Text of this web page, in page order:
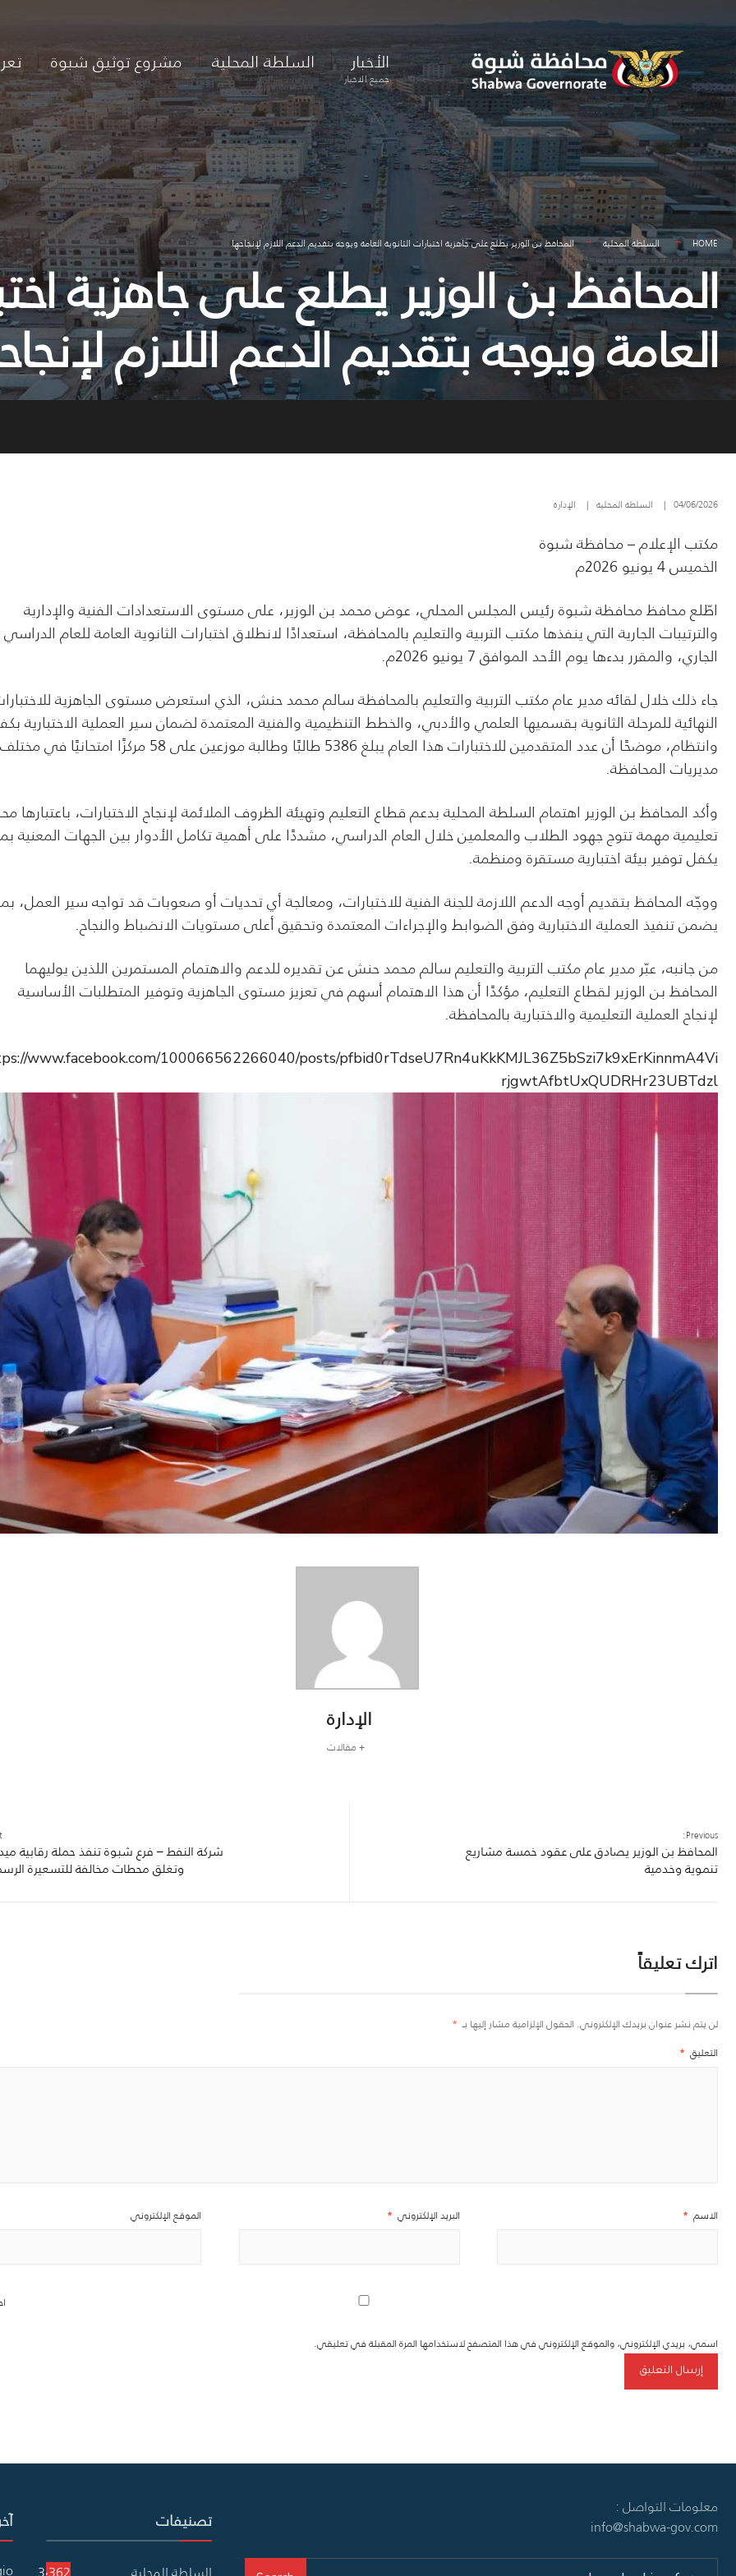
content
الأخبار
جميع الاخبار
السلطة المحلية مشروع توثيق شبوة
HOME السلطة المحلية المحافظ بن الوزير يطلع على جاهزية اختبارات الثانوية العامة ويوجه بتقديم الدعم اللازم لإنجاحها
المحافظ بن الوزير يطلع على جاهزية
العامة ويوجه بتقديم الدعم اللازم
04/06/2026
| السلطة المحلية | الإدارة
مكتب الإعلام – محافظة شبوة
الخميس 4 يونيو 2026م
اطّلع محافظ محافظة شبوة رئيس المجلس المحلي، عوض محمد بن الوزير، على مستوى الاستعدادات الفنية والإدارية
والترتيبات الجارية التي ينفذها مكتب التربية والتعليم بالمحافظة، استعدادًا لانطلاق اختبارات الثانوية العامة للعام الدراسي
الجاري، والمقرر بدءها يوم الأحد الموافق 7 يونيو 2026م.
جاء ذلك خلال لقائه مدير عام مكتب التربية والتعليم بالمحافظة سالم محمد حنش، الذي استعرض مستوى الجاهزية
النهائية للمرحلة الثانوية بقسميها العلمي والأدبي، والخطط التنظيمية والفنية المعتمدة لضمان سير العملية الاختبارية
وانتظام، موضحًا أن عدد المتقدمين للاختبارات هذا العام يبلغ 5386 طالبًا وطالبة موزعين على 58 مركزًا امتحانيًا في مختلف
مديريات المحافظة.
وأكد المحافظ بن الوزير اهتمام السلطة المحلية بدعم قطاع التعليم وتهيئة الظروف الملائمة لإنجاح الاختبارات، باعتبارها
تعليمية مهمة تتوج جهود الطلاب والمعلمين خلال العام الدراسي، مشددًا على أهمية تكامل الأدوار بين الجهات المعنية
يكفل توفير بيئة اختبارية مستقرة ومنظمة.
ووجّه المحافظ بتقديم أوجه الدعم اللازمة للجنة الفنية للاختبارات، ومعالجة أي تحديات أو صعوبات قد تواجه سير العمل،
يضمن تنفيذ العملية الاختبارية وفق الضوابط والإجراءات المعتمدة وتحقيق أعلى مستويات الانضباط والنجاح.
من جانبه، عبّر مدير عام مكتب التربية والتعليم سالم محمد حنش عن تقديره للدعم والاهتمام المستمرين اللذين يوليهما
المحافظ بن الوزير لقطاع التعليم، مؤكدًا أن هذا الاهتمام أسهم في تعزيز مستوى الجاهزية وتوفير المتطلبات الأساسية
لإنجاح العملية التعليمية والاختبارية بالمحافظة.
www.facebook.com/100066562266040/posts/pfbid0rTdseU7Rn4uKkKMJL36Z5bSzi7k9xErKinnmA4Vi
rjgwtAfbtUxQUDRHr23UBTdzl
الإدارة
+ مقالات
Previous:
المحافظ بن الوزير يصادق على عقود خمسة مشاريع
تنموية وخدمية
شركة النفط – فرع شبوة تنفذ حملة رقابية
وتغلق محطات مخالفة للتسعيرة
اترك تعليقاً
لن يتم نشر عنوان بريدك الإلكتروني. الحقول الإلزامية مشار إليها بـ *
التعليق *
الاسم * البريد الإلكتروني * الموقع الإلكتروني
اسمي، بريدي الإلكتروني، والموقع الإلكتروني في هذا المتصفح لاستخدامها المرة المقبلة في تعليقي.
معلومات التواصل :
info@shabwa-gov.com
تصنيفات
السلطة المحلية 3٬362